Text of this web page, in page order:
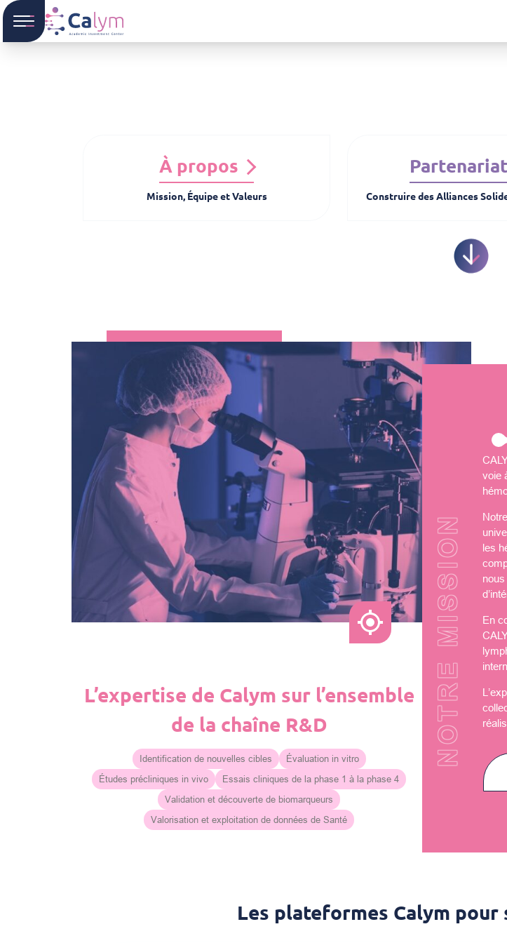
À propos
Mission, Équipe et Valeurs Construire des Alliances
L’expertise de Calym sur l’ensemble
de la chaîne R&D
Identification de nouvelles cibles
Évaluation in vitro
Études précliniques in vivo
Essais cliniques de la phase 1 à la phase 4
Validation et découverte de biomarqueurs
Valorisation et exploitation de données de Santé
NOTRE MISSION
voie
les
En
Les plateformes Calym